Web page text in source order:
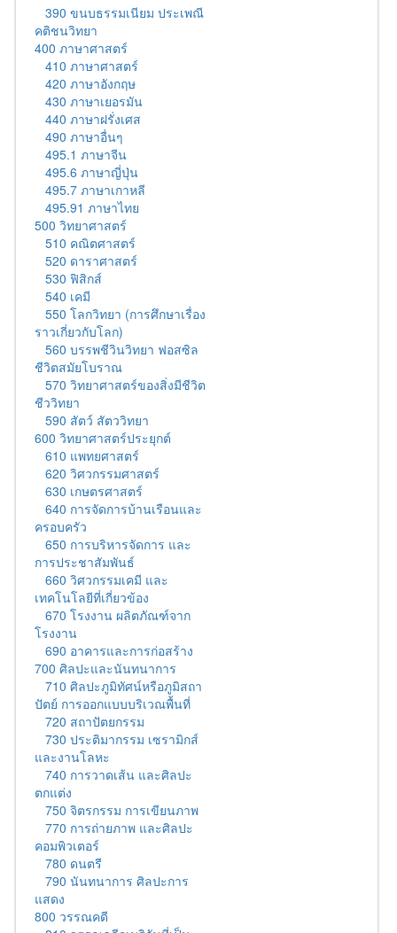
390 ขนบธรรมเนียม ประเพณี
คติชนวิทยา
400 ภาษาศาสตร์
410 ภาษาศาสตร์
420 ภาษาอังกฤษ
430 ภาษาเยอรมัน
440 ภาษาฝรั่งเศส
490 ภาษาอื่นๆ
495.1 ภาษาจีน
495.6 ภาษาญี่ปุ่น
495.7 ภาษาเกาหลี
495.91 ภาษาไทย
500 วิทยาศาสตร์
510 คณิตศาสตร์
520 ดาราศาสตร์
530 ฟิสิกส์
540 เคมี
550 โลกวิทยา (การศึกษาเรื่อง
ราวเกี่ยวกับโลก)
560 บรรพชีวินวิทยา ฟอสซิล
ชีวิตสมัยโบราณ
570 วิทยาศาสตร์ของสิ่งมีชีวิต
ชีววิทยา
590 สัตว์ สัตววิทยา
600 วิทยาศาสตร์ประยุกต์
610 แพทยศาสตร์
620 วิศวกรรมศาสตร์
630 เกษตรศาสตร์
640 การจัดการบ้านเรือนและ
ครอบครัว
650 การบริหารจัดการ และ
การประชาสัมพันธ์
660 วิศวกรรมเคมี และ
เทคโนโลยีที่เกี่ยวข้อง
670 โรงงาน ผลิตภัณฑ์จาก
โรงงาน
690 อาคารและการก่อสร้าง
700 ศิลปะและนันทนาการ
710 ศิลปะภูมิทัศน์หรือภูมิสถา
ปัตย์ การออกแบบบริเวณพื้นที่
720 สถาปัตยกรรม
730 ประติมากรรม เซรามิกส์
และงานโลหะ
740 การวาดเส้น และศิลปะ
ตกแต่ง
750 จิตรกรรม การเขียนภาพ
770 การถ่ายภาพ และศิลปะ
คอมพิวเตอร์
780 ดนตรี
790 นันทนาการ ศิลปะการ
แสดง
800 วรรณคดี